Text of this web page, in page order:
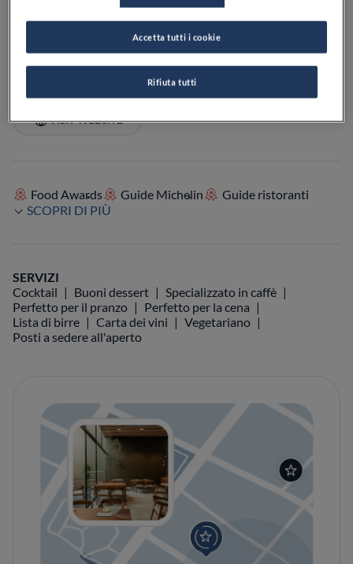
VEDI SULLA MAPPA
VISIT WEBSITE
Food Awards Guide Michelin
Guide ristoranti
SCOPRI DI PIÙ
SERVIZI
Cocktail
Buoni dessert
Specializzato in caffè
Perfetto per il pranzo
Perfetto per la cena
Lista di birre
Carta dei vini
Vegetariano
Posti a sedere all'aperto
Rifiuta tutti
Accetta tutti i cookie